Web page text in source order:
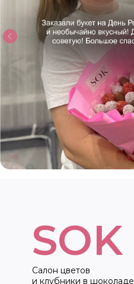
Салон цветов
и клубники в шоколаде
SOK